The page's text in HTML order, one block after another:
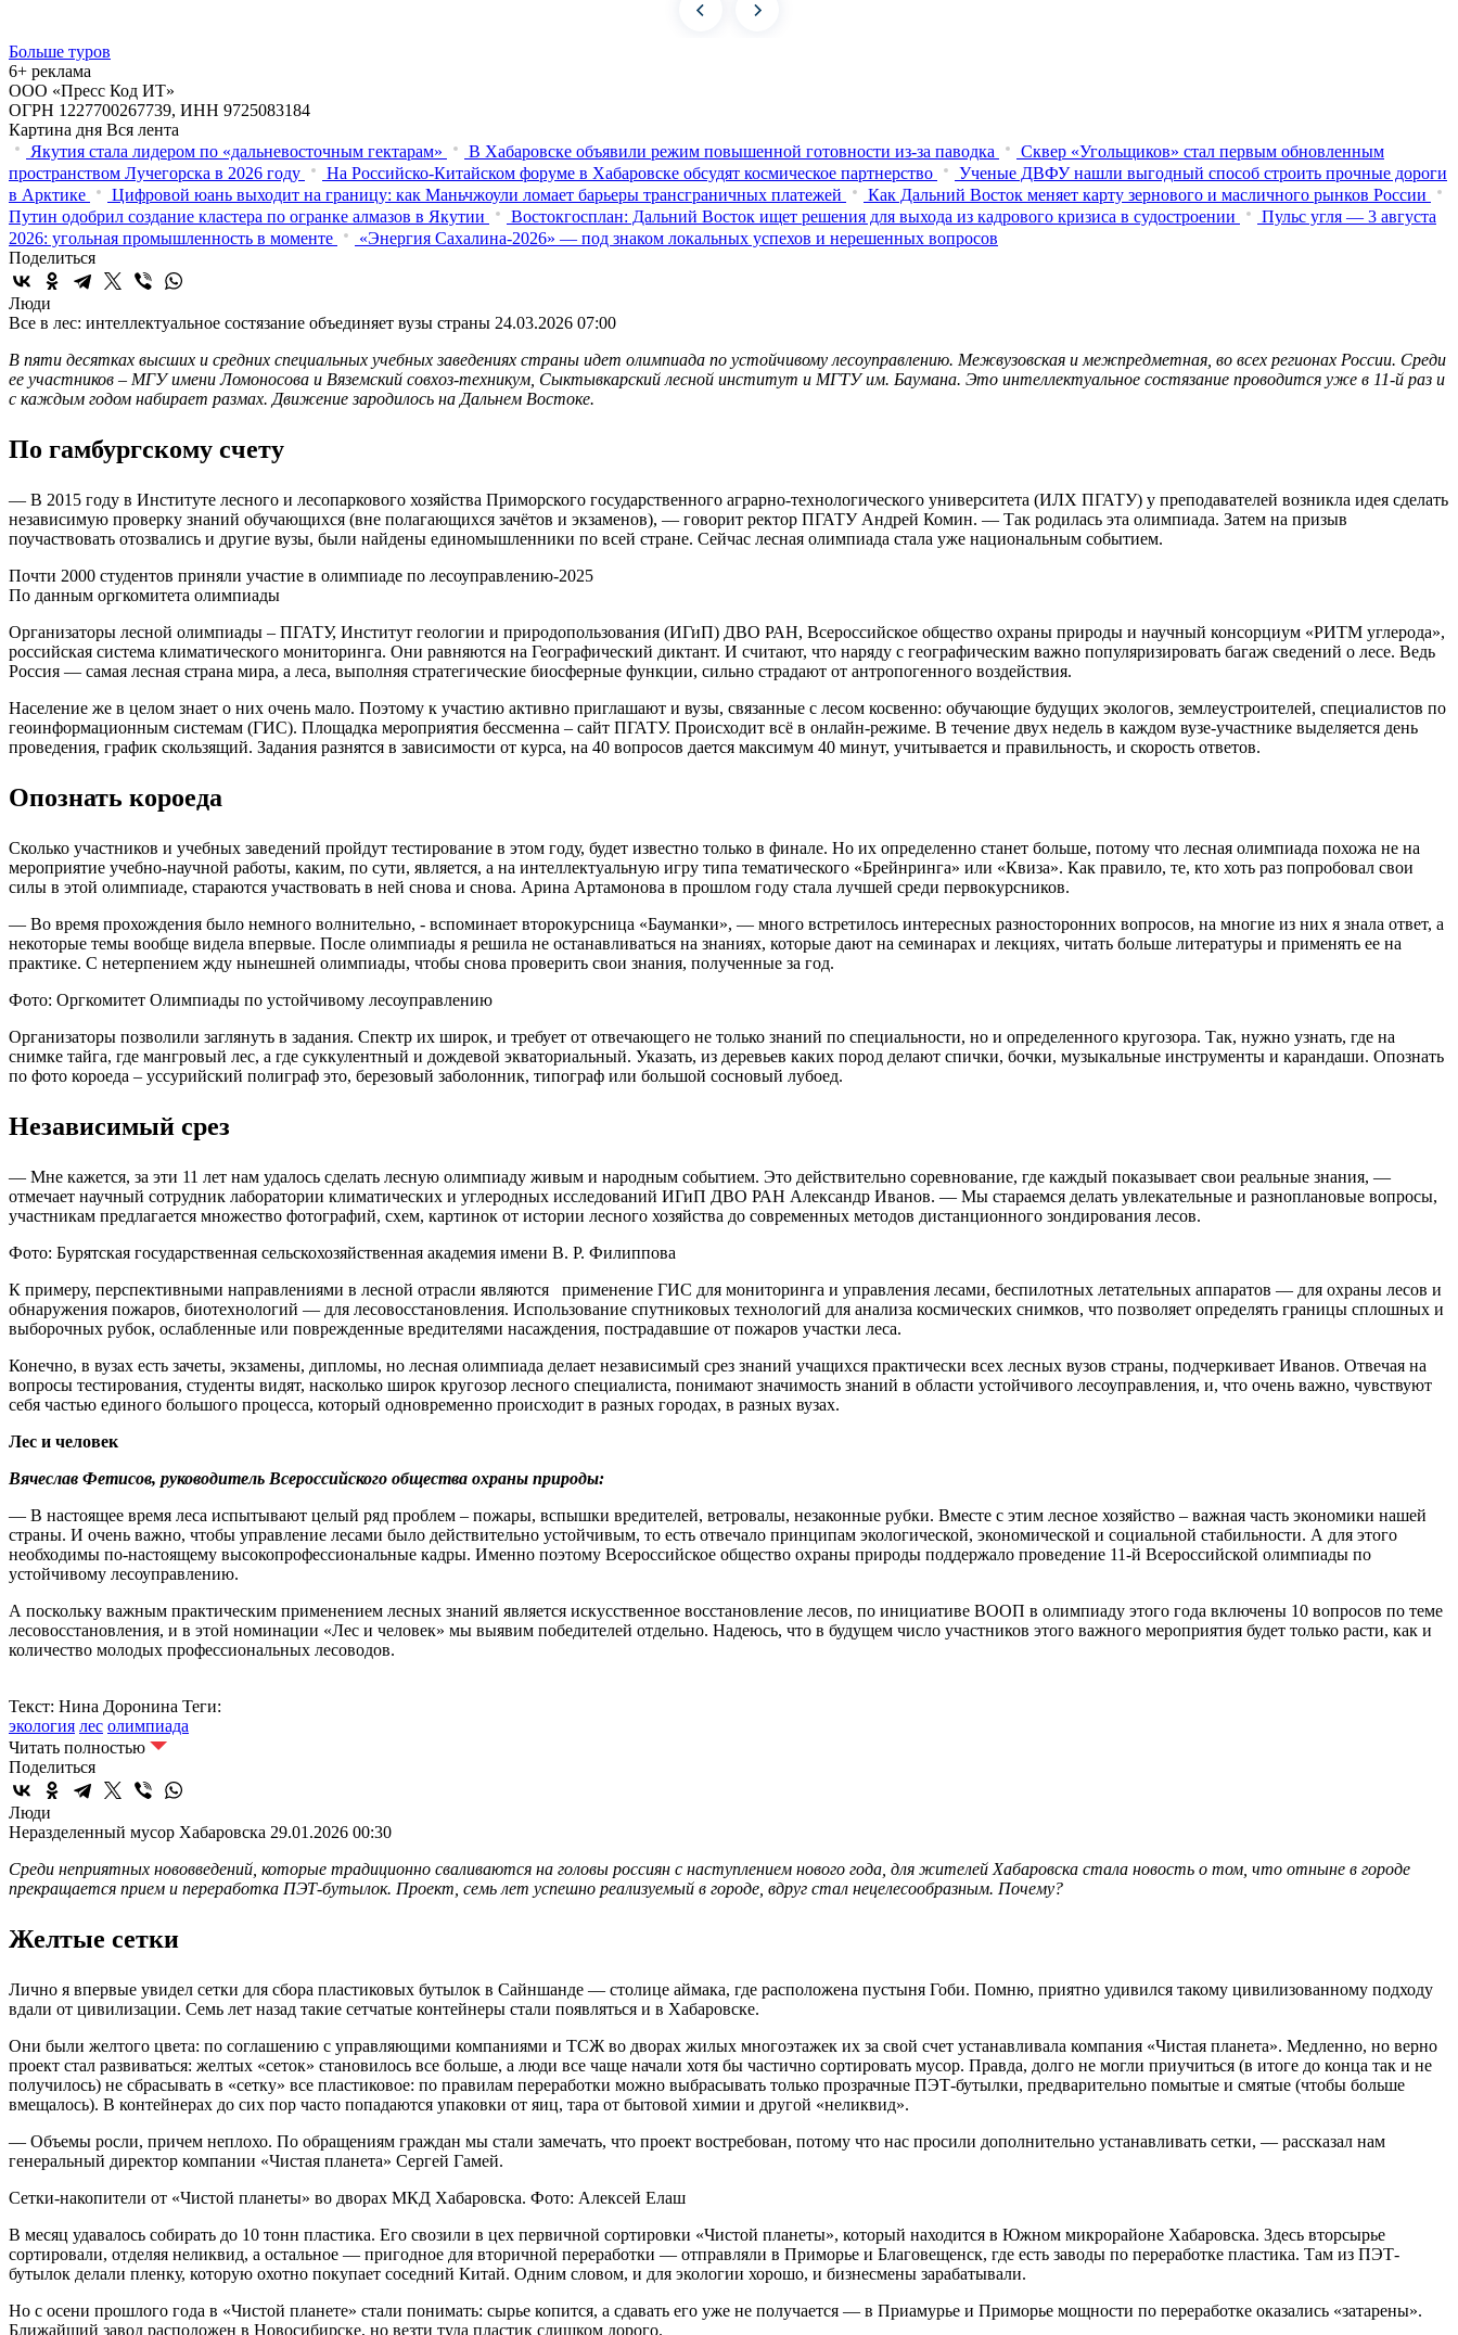
Больше туров
6+ реклама
ООО «Пресс Код ИТ»
ОГРН 1227700267739, ИНН 9725083184
Картина дня Вся лента
Якутия стала лидером по «дальневосточным гектарам»
В Хабаровске объявили режим повышенной готовности из‑за паводка
Сквер «Угольщиков» стал первым обновленным
пространством Лучегорска в 2026 году
На Российско-Китайском форуме в Хабаровске обсудят космическое партнерство
Ученые ДВФУ нашли выгодный способ строить прочные дороги
в Арктике
Цифровой юань выходит на границу: как Маньчжоули ломает барьеры трансграничных платежей
Как Дальний Восток меняет карту зернового и масличного рынков России
Путин одобрил создание кластера по огранке алмазов в Якутии
Востокгосплан: Дальний Восток ищет решения для выхода из кадрового кризиса в судостроении
Пульс угля — 3 августа
2026: угольная промышленность в моменте
«Энергия Сахалина-2026» — под знаком локальных успехов и нерешенных вопросов
Поделиться
Люди
Все в лес: интеллектуальное состязание объединяет вузы страны 24.03.2026 07:00
В пяти десятках высших и средних специальных учебных заведениях страны идет олимпиада по устойчивому лесоуправлению. Межвузовская и межпредметная, во всех регионах России. Среди
ее участников – МГУ имени Ломоносова и Вяземский совхоз-техникум, Сыктывкарский лесной институт и МГТУ им. Баумана. Это интеллектуальное состязание проводится уже в 11-й раз и
с каждым годом набирает размах. Движение зародилось на Дальнем Востоке.
По гамбургскому счету
— В 2015 году в Институте лесного и лесопаркового хозяйства Приморского государственного аграрно-технологического университета (ИЛХ ПГАТУ) у преподавателей возникла идея сделать
независимую проверку знаний обучающихся (вне полагающихся зачётов и экзаменов), — говорит ректор ПГАТУ Андрей Комин. — Так родилась эта олимпиада. Затем на призыв
поучаствовать отозвались и другие вузы, были найдены единомышленники по всей стране. Сейчас лесная олимпиада стала уже национальным событием.
Почти 2000 студентов приняли участие в олимпиаде по лесоуправлению-2025
По данным оргкомитета олимпиады
Организаторы лесной олимпиады – ПГАТУ, Институт геологии и природопользования (ИГиП) ДВО РАН, Всероссийское общество охраны природы и научный консорциум «РИТМ углерода»,
российская система климатического мониторинга. Они равняются на Географический диктант. И считают, что наряду с географическим важно популяризировать багаж сведений о лесе. Ведь
Россия — самая лесная страна мира, а леса, выполняя стратегические биосферные функции, сильно страдают от антропогенного воздействия.
Население же в целом знает о них очень мало. Поэтому к участию активно приглашают и вузы, связанные с лесом косвенно: обучающие будущих экологов, землеустроителей, специалистов по
геоинформационным системам (ГИС). Площадка мероприятия бессменна – сайт ПГАТУ. Происходит всё в онлайн-режиме. В течение двух недель в каждом вузе-участнике выделяется день
проведения, график скользящий. Задания разнятся в зависимости от курса, на 40 вопросов дается максимум 40 минут, учитывается и правильность, и скорость ответов.
Опознать короеда
Сколько участников и учебных заведений пройдут тестирование в этом году, будет известно только в финале. Но их определенно станет больше, потому что лесная олимпиада похожа не на
мероприятие учебно-научной работы, каким, по сути, является, а на интеллектуальную игру типа тематического «Брейнринга» или «Квиза». Как правило, те, кто хоть раз попробовал свои
силы в этой олимпиаде, стараются участвовать в ней снова и снова. Арина Артамонова в прошлом году стала лучшей среди первокурсников.
— Во время прохождения было немного волнительно, - вспоминает второкурсница «Бауманки», — много встретилось интересных разносторонних вопросов, на многие из них я знала ответ, а
некоторые темы вообще видела впервые. После олимпиады я решила не останавливаться на знаниях, которые дают на семинарах и лекциях, читать больше литературы и применять ее на
практике. С нетерпением жду нынешней олимпиады, чтобы снова проверить свои знания, полученные за год.
Фото: Оргкомитет Олимпиады по устойчивому лесоуправлению
Организаторы позволили заглянуть в задания. Спектр их широк, и требует от отвечающего не только знаний по специальности, но и определенного кругозора. Так, нужно узнать, где на
снимке тайга, где мангровый лес, а где суккулентный и дождевой экваториальный. Указать, из деревьев каких пород делают спички, бочки, музыкальные инструменты и карандаши. Опознать
по фото короеда – уссурийский полиграф это, березовый заболонник, типограф или большой сосновый лубоед.
Независимый срез
— Мне кажется, за эти 11 лет нам удалось сделать лесную олимпиаду живым и народным событием. Это действительно соревнование, где каждый показывает свои реальные знания, —
отмечает научный сотрудник лаборатории климатических и углеродных исследований ИГиП ДВО РАН Александр Иванов. — Мы стараемся делать увлекательные и разноплановые вопросы,
участникам предлагается множество фотографий, схем, картинок от истории лесного хозяйства до современных методов дистанционного зондирования лесов.
Фото: Бурятская государственная сельскохозяйственная академия имени В. Р. Филиппова
К примеру, перспективными направлениями в лесной отрасли являются применение ГИС для мониторинга и управления лесами, беспилотных летательных аппаратов — для охраны лесов и
обнаружения пожаров, биотехнологий — для лесовосстановления. Использование спутниковых технологий для анализа космических снимков, что позволяет определять границы сплошных и
выборочных рубок, ослабленные или поврежденные вредителями насаждения, пострадавшие от пожаров участки леса.
Конечно, в вузах есть зачеты, экзамены, дипломы, но лесная олимпиада делает независимый срез знаний учащихся практически всех лесных вузов страны, подчеркивает Иванов. Отвечая на
вопросы тестирования, студенты видят, насколько широк кругозор лесного специалиста, понимают значимость знаний в области устойчивого лесоуправления, и, что очень важно, чувствуют
себя частью единого большого процесса, который одновременно происходит в разных городах, в разных вузах.
Лес и человек
Вячеслав Фетисов, руководитель Всероссийского общества охраны природы:
— В настоящее время леса испытывают целый ряд проблем – пожары, вспышки вредителей, ветровалы, незаконные рубки. Вместе с этим лесное хозяйство – важная часть экономики нашей
страны. И очень важно, чтобы управление лесами было действительно устойчивым, то есть отвечало принципам экологической, экономической и социальной стабильности. А для этого
необходимы по-настоящему высокопрофессиональные кадры. Именно поэтому Всероссийское общество охраны природы поддержало проведение 11-й Всероссийской олимпиады по
устойчивому лесоуправлению.
А поскольку важным практическим применением лесных знаний является искусственное восстановление лесов, по инициативе ВООП в олимпиаду этого года включены 10 вопросов по теме
лесовосстановления, и в этой номинации «Лес и человек» мы выявим победителей отдельно. Надеюсь, что в будущем число участников этого важного мероприятия будет только расти, как и
количество молодых профессиональных лесоводов.
Текст: Нина Доронина Теги:
экология лес олимпиада
Читать полностью
Поделиться
Люди
Неразделенный мусор Хабаровска 29.01.2026 00:30
Среди неприятных нововведений, которые традиционно сваливаются на головы россиян с наступлением нового года, для жителей Хабаровска стала новость о том, что отныне в городе
прекращается прием и переработка ПЭТ-бутылок. Проект, семь лет успешно реализуемый в городе, вдруг стал нецелесообразным. Почему?
Желтые сетки
Лично я впервые увидел сетки для сбора пластиковых бутылок в Сайншанде — столице аймака, где расположена пустыня Гоби. Помню, приятно удивился такому цивилизованному подходу
вдали от цивилизации. Семь лет назад такие сетчатые контейнеры стали появляться и в Хабаровске.
Они были желтого цвета: по соглашению с управляющими компаниями и ТСЖ во дворах жилых многоэтажек их за свой счет устанавливала компания «Чистая планета». Медленно, но верно
проект стал развиваться: желтых «сеток» становилось все больше, а люди все чаще начали хотя бы частично сортировать мусор. Правда, долго не могли приучиться (в итоге до конца так и не
получилось) не сбрасывать в «сетку» все пластиковое: по правилам переработки можно выбрасывать только прозрачные ПЭТ-бутылки, предварительно помытые и смятые (чтобы больше
вмещалось). В контейнерах до сих пор часто попадаются упаковки от яиц, тара от бытовой химии и другой «неликвид».
— Объемы росли, причем неплохо. По обращениям граждан мы стали замечать, что проект востребован, потому что нас просили дополнительно устанавливать сетки, — рассказал нам
генеральный директор компании «Чистая планета» Сергей Гамей.
Сетки-накопители от «Чистой планеты» во дворах МКД Хабаровска. Фото: Алексей Елаш
В месяц удавалось собирать до 10 тонн пластика. Его свозили в цех первичной сортировки «Чистой планеты», который находится в Южном микрорайоне Хабаровска. Здесь вторсырье
сортировали, отделяя неликвид, а остальное — пригодное для вторичной переработки — отправляли в Приморье и Благовещенск, где есть заводы по переработке пластика. Там из ПЭТ-
бутылок делали пленку, которую охотно покупает соседний Китай. Одним словом, и для экологии хорошо, и бизнесмены зарабатывали.
Но с осени прошлого года в «Чистой планете» стали понимать: сырье копится, а сдавать его уже не получается — в Приамурье и Приморье мощности по переработке оказались «затарены».
Ближайший завод расположен в Новосибирске, но везти туда пластик слишком дорого.